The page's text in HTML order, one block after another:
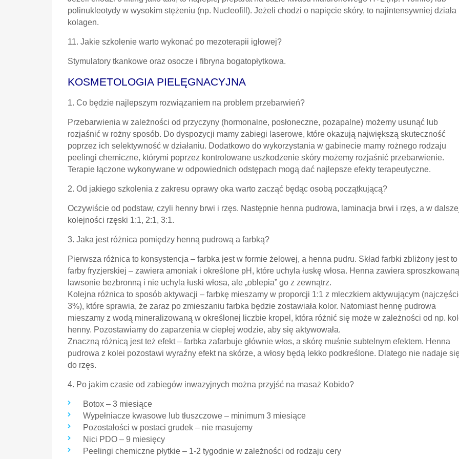
polinukleotydy w wysokim stężeniu (np. Nucleofill). Jeżeli chodzi o napięcie skóry, to najintensywniej działa
kolagen.
11. Jakie szkolenie warto wykonać po mezoterapii igłowej?
Stymulatory tkankowe oraz osocze i fibryna bogatopłytkowa.
KOSMETOLOGIA PIELĘGNACYJNA
1. Co będzie najlepszym rozwiązaniem na problem przebarwień?
Przebarwienia w zależności od przyczyny (hormonalne, posłoneczne, pozapalne) możemy usunąć lub
rozjaśnić w rożny sposób. Do dyspozycji mamy zabiegi laserowe, które okazują największą skuteczność
poprzez ich selektywność w działaniu. Dodatkowo do wykorzystania w gabinecie mamy rożnego rodzaju
peelingi chemiczne, którymi poprzez kontrolowane uszkodzenie skóry możemy rozjaśnić przebarwienie.
Terapie łączone wykonywane w odpowiednich odstępach mogą dać najlepsze efekty terapeutyczne.
2. Od jakiego szkolenia z zakresu oprawy oka warto zacząć będąc osobą początkującą?
Oczywiście od podstaw, czyli henny brwi i rzęs. Następnie henna pudrowa, laminacja brwi i rzęs, a w
kolejności rzęski 1:1, 2:1, 3:1.
3. Jaka jest różnica pomiędzy henną pudrową a farbką?
Pierwsza różnica to konsystencja – farbka jest w formie żelowej, a henna pudru. Skład farbki zbliżony jest to
farby fryzjerskiej – zawiera amoniak i określone pH, które uchyla łuskę włosa. Henna zawiera sproszkowaną
lawsonie bezbronną i nie uchyla łuski włosa, ale „oblepia” go z zewnątrz.
Kolejna różnica to sposób aktywacji – farbkę mieszamy w proporcji 1:1 z mleczkiem aktywującym
3%), które sprawia, że zaraz po zmieszaniu farbka będzie zostawiała kolor. Natomiast hennę pudrowa
mieszamy z wodą mineralizowaną w określonej liczbie kropel, która różnić się może w zależności od np.
henny. Pozostawiamy do zaparzenia w ciepłej wodzie, aby się aktywowała.
Znaczną różnicą jest też efekt – farbka zafarbuje głównie włos, a skórę muśnie subtelnym efektem. Henna
pudrowa z kolei pozostawi wyraźny efekt na skórze, a włosy będą lekko podkreślone. Dlatego nie nadaje
do rzęs.
4. Po jakim czasie od zabiegów inwazyjnych można przyjść na masaż Kobido?
Botox – 3 miesiące
Wypełniacze kwasowe lub tłuszczowe – minimum 3 miesiące
Pozostałości w postaci grudek – nie masujemy
Nici PDO – 9 miesięcy
Peelingi chemiczne płytkie – 1-2 tygodnie w zależności od rodzaju cery